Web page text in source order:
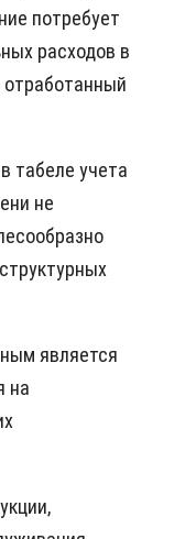
потребует
расходов в
табеле учета
не
является
на